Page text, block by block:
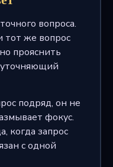
вопроса.
тот же вопрос
прояснить
подряд, он не
фокус.
когда запрос
с одной